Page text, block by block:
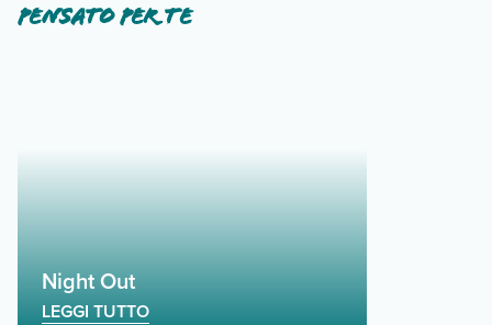
Pensato per te
Night Out
LEGGI TUTTO